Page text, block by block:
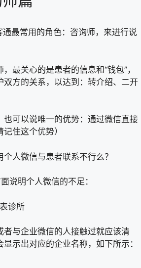
最常用的角色：咨询师，来进行说
最关心的是患者的信息和“钱包”，
双方的关系，以达到：转介绍、二开
也可以说唯一的优势：通过微信直接
住这个优势）
人微信与患者联系不行么？
说明个人微信的不足：
诊所
者与企业微信的人接触过就应该清
示出对应的企业名称，如下所示：